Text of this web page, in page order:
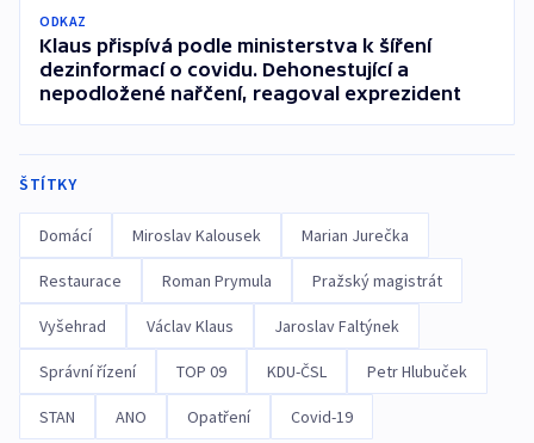
ODKAZ
Klaus přispívá podle ministerstva k šíření
dezinformací o covidu. Dehonestující a
nepodložené nařčení, reagoval exprezident
ŠTÍTKY
Domácí Miroslav Kalousek Marian Jurečka
Restaurace Roman Prymula Pražský magistrát
Vyšehrad Václav Klaus Jaroslav Faltýnek
Správní řízení TOP 09 KDU-ČSL Petr Hlubuček
STAN ANO Opatření Covid-19